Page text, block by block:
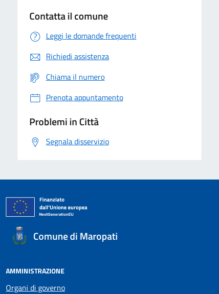
Contatta il comune
Leggi le domande frequenti
Richiedi assistenza
Chiama il numero
Prenota appuntamento
Problemi in Città
Segnala disservizio
Comune di Maropati
AMMINISTRAZIONE
Organi di governo